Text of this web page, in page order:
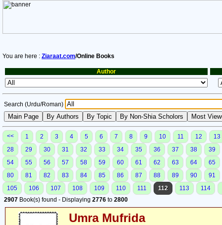
You are here : Ziaraat.com/Online Books
Author
Search (Urdu/Roman)
<< 1 2 3 4 5 6 7 8 9 10 11 12
13
28
29 30 31 32 33 34 35 36 37 38
39
54
55 56 57 58 59 60 61 62 63 64
65
80
81 82 83 84 85 86 87 88 89 90
91
105
106 107 108 109 110 111 112 113
114
2907 Book(s) found - Displaying 2776 to 2800
Umra Mufrida